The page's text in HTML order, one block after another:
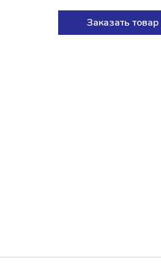
Заказать товар